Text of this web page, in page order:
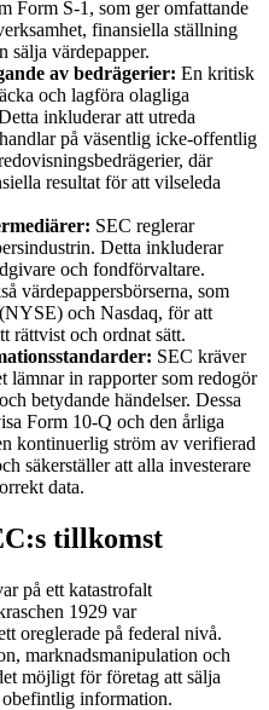
Form S-1, som ger omfattande
finansiella ställning
sälja värdepapper.
av bedrägerier: En kritisk
och lagföra olagliga
inkluderar att utreda
på väsentlig icke-offentlig
där
resultat för att vilseleda
SEC reglerar
Detta inkluderar
och fondförvaltare.
värdepappersbörserna, som
och Nasdaq, för att
rättvist och ordnat sätt.
SEC kräver
lämnar in rapporter som redogör
betydande händelser. Dessa
Form 10-Q och den årliga
kontinuerlig ström av verifierad
säkerställer att alla investerare
data.
tillkomst
på ett katastrofalt
1929 var
oreglerade på federal nivå.
marknadsmanipulation och
möjligt för företag att sälja
obefintlig information.